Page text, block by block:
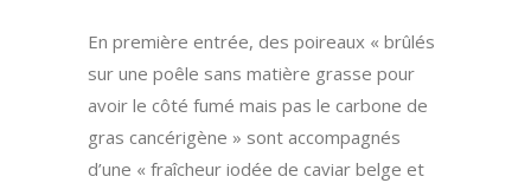
En première entrée, des poireaux « brûlés
sur une poêle sans matière grasse pour
avoir le côté fumé mais pas le carbone de
gras cancérigène » sont accompagnés
d’une « fraîcheur iodée de caviar belge et